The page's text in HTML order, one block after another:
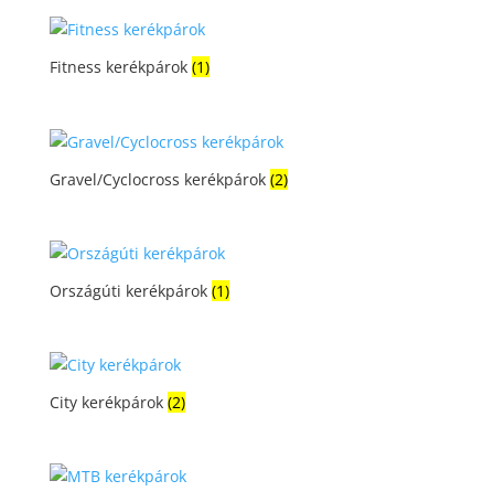
Fitness kerékpárok (1)
Gravel/Cyclocross kerékpárok (2)
Országúti kerékpárok (1)
City kerékpárok (2)